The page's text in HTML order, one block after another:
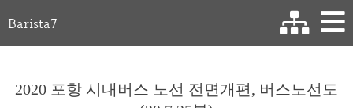
Barista7
2020 포항 시내버스 노선 전면개편, 버스노선도